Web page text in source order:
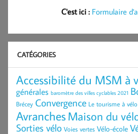
C'est ici : Formulaire
CATÉGORIES
Accessibilité du MSM à
générales baromètre des villes cyclables 2021
Brécey Convergence Le tourisme à vélo
AvranchesMaison du
Sorties vélo Voies vertes Vélo-école